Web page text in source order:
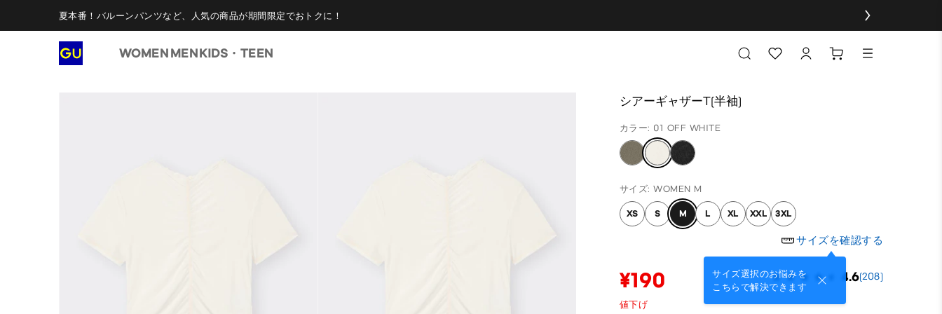
夏本番！バルーンパンツなど、人気の商品が期間限定でおトクに！
WOMEN MENKIDS・TEEN
シアーギャザーT(半袖)
カラー: 01 OFF WHITE
サイズ: WOMEN M
XS S M L XL XXL 3XL
サイズを確認する
サイズ選択のお悩みを
こちらで解決できます
¥190 4.6(208)
値下げ